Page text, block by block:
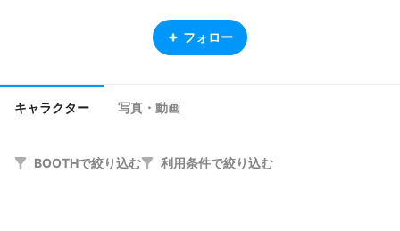
フォロー
キャラクター 写真・動画
BOOTHで絞り込む 利用条件で絞り込む